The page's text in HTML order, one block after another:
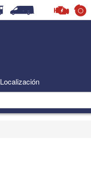
Localización